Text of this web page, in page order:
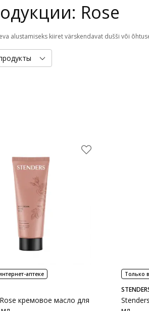
Rose
аптеке
кремовое масло для
Только